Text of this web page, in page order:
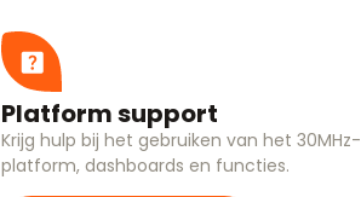
Platform support
Krijg hulp bij het gebruiken van het 30MHz-
platform, dashboards en functies.